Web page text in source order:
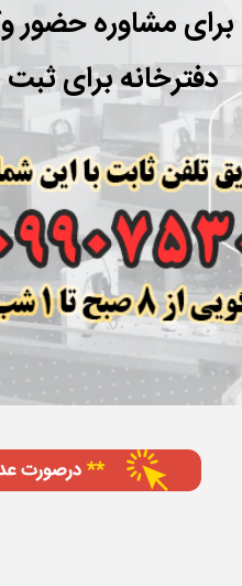
برای مشاوره حضور
دفترخانه برای